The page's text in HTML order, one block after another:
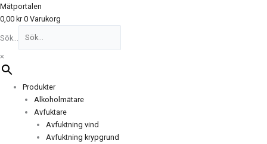
Mätportalen
0,00 kr 0 Varukorg
Sök...
×
Produkter
Alkoholmätare
Avfuktare
Avfuktning vind
Avfuktning krypgrund